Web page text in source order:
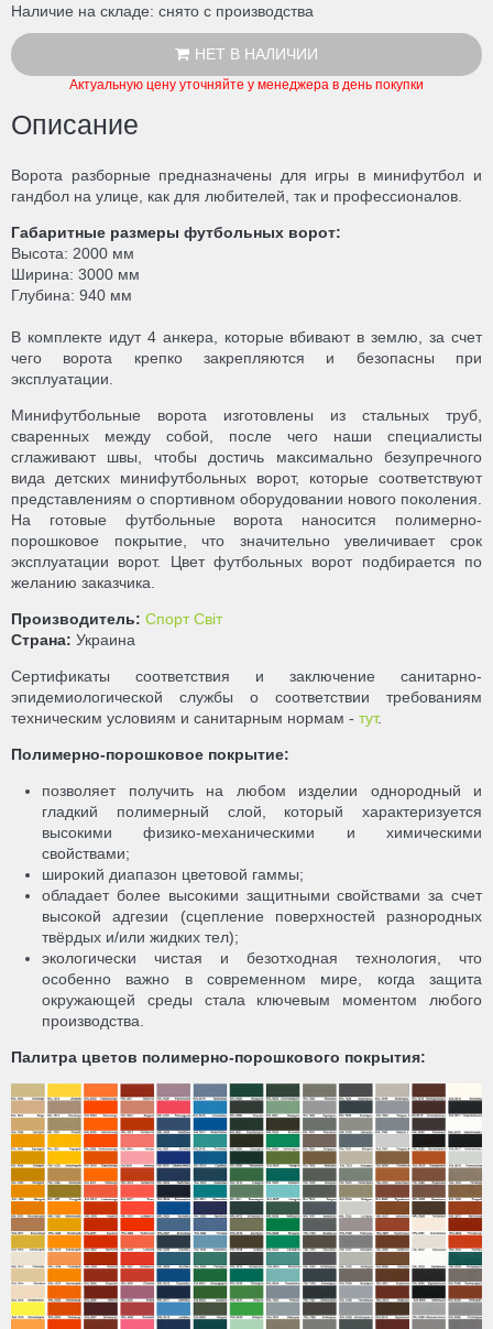
Наличие на складе снято с производства
НЕТ В НАЛИЧИИ
Актуальную цену уточняйте у менеджера в день покупки
Описание
Ворота разборные предназначены для игры в минифутбол и
гандбол на улице, как для любителей, так и профессионалов.
Габаритные размеры футбольных ворот:
Высота: 2000 мм
Ширина: 3000 мм
Глубина: 940 мм
В комплекте идут 4 анкера, которые вбивают в землю, за счет
чего ворота крепко закрепляются и безопасны при
эксплуатации.
Минифутбольные ворота изготовлены из стальных труб,
сваренных между собой, после чего наши специалисты
сглаживают швы, чтобы достичь максимально безупречного
вида детских минифутбольных ворот, которые соответствуют
представлениям о спортивном оборудовании нового поколения.
На готовые футбольные ворота наносится полимерно-
порошковое покрытие, что значительно увеличивает срок
эксплуатации ворот. Цвет футбольных ворот подбирается по
желанию заказчика.
Производитель: Спорт Світ
Страна: Украина
Сертификаты соответствия и заключение санитарно-
эпидемиологической службы о соответствии требованиям
техническим условиям и санитарным нормам - тут.
Полимерно-порошковое покрытие:
позволяет получить на любом изделии однородный и
гладкий полимерный слой, который характеризуется
высокими физико-механическими и химическими
свойствами;
широкий диапазон цветовой гаммы;
обладает более высокими защитными свойствами за счет
высокой адгезии (сцепление поверхностей разнородных
твёрдых и/или жидких тел);
экологически чистая и безотходная технология, что
особенно важно в современном мире, когда защита
окружающей среды стала ключевым моментом любого
производства.
Палитра цветов полимерно-порошкового покрытия: